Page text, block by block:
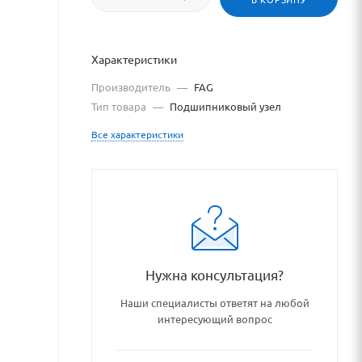
Характеристики
Производитель — FAG
Тип товара — Подшипниковый узел
Все характеристики
Нужна консультация?
Наши специалисты ответят на любой
интересующий вопрос